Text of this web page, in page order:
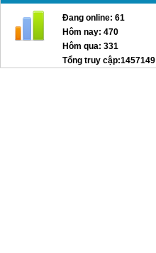
Đang online: 61
Hôm nay: 470
Hôm qua: 331
Tổng truy cập:1457149